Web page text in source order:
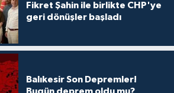
Fikret Şahin ile birlikte CHP'ye
geri dönüşler başladı
Balıkesir Son Depremler!